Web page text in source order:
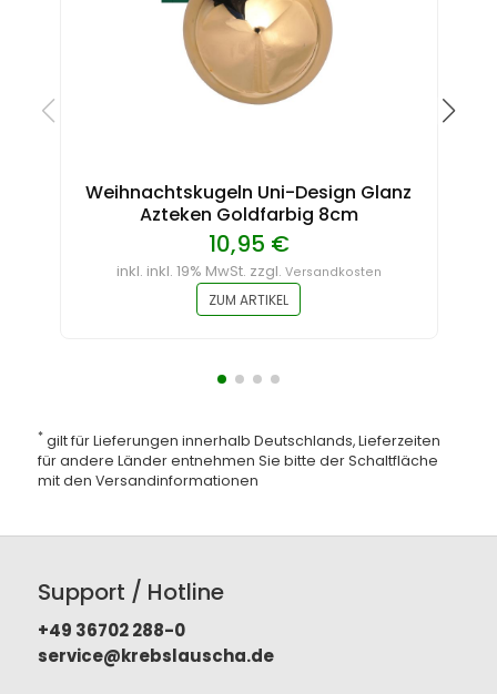
Weihnachtskugeln Uni-Design Glanz
Azteken Goldfarbig 8cm
10,95 €
inkl. inkl. 19% MwSt. zzgl. Versandkosten
ZUM ARTIKEL
*gilt für Lieferungen innerhalb Deutschlands, Lieferzeiten
für andere Länder entnehmen Sie bitte der Schaltfläche
mit den Versandinformationen
Support / Hotline
+49 36702 288-0
service@krebslauscha.de